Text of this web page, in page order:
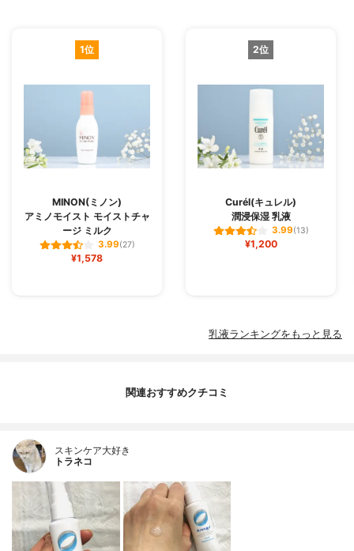
1位
MINON(ミノン)
アミノモイスト モイストチャ
ージ ミルク
3.99(27)
¥1,578
2位
Curél(キュレル)
潤浸保湿 乳液
3.99(13)
¥1,200
乳液ランキングをもっと見る
関連おすすめクチコミ
スキンケア大好き
トラネコ